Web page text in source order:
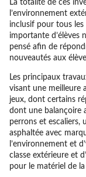
La totalité de ces
l’environnement
inclusif pour tous les
importante d’élèves
pensé afin de
nouveautés aux
Les principaux
visant une meilleure
jeux, dont certains
dont une balançoire
perrons et escaliers,
asphaltée avec
l’environnement et
classe extérieure et
pour le matériel de